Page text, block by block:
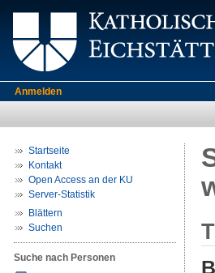
Anmelden
Startseite
Kontakt
Open Access an der KU
Server-Statistik
Blättern
Suchen
Suche nach Personen